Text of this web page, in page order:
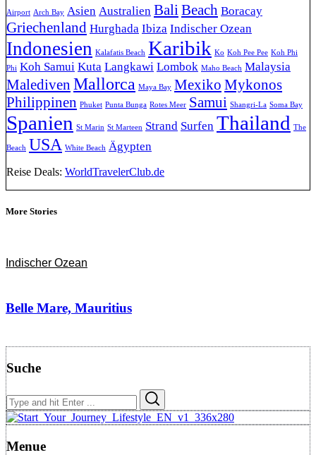
Airport Arch Bay Asien Australien BaliBeach Boracay
Griechenland Hurghada Ibiza Indischer Ozean
Indonesien Kalafatis Beach Karibik Ko Koh Pee Pee Koh Phi
Phi Koh Samui Kuta Langkawi Lombok Maho Beach Malaysia
Malediven Mallorca Maya Bay Mexiko Mykonos
Philippinen Phuket Punta Bunga Rotes Meer Samui Shangri-La Soma Bay
Spanien St Marin St Marteen Strand Surfen Thailand The
Beach USA White Beach Ägypten
Reise Deals: WorldTravelerClub.de
More Stories
Indischer Ozean
Belle Mare, Mauritius
Suche
Search
for:
Menue